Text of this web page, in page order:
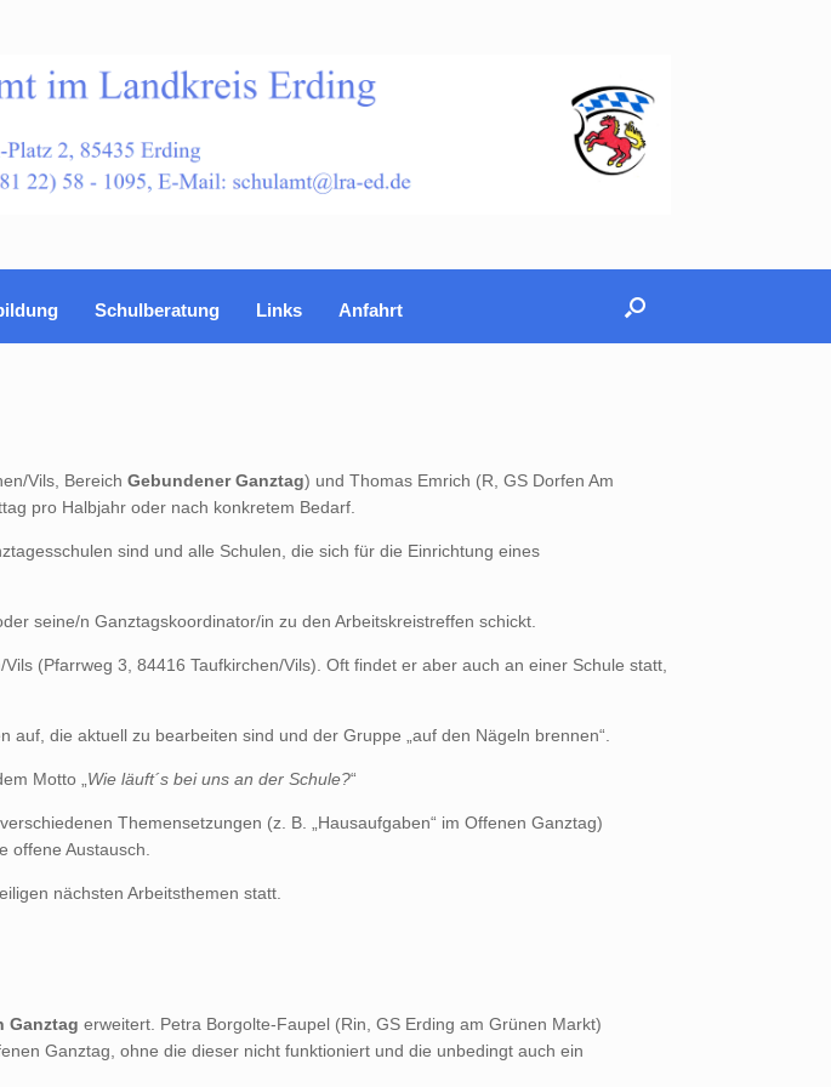
Schulberatung Links Anfahrt
Vils, Bereich Gebundener Ganztag) und Thomas Emrich (R, GS Dorfen Am
pro Halbjahr oder nach konkretem Bedarf.
sind und alle Schulen, die sich für die Einrichtung eines
seine/n Ganztagskoordinator/in zu den Arbeitskreistreffen schickt.
(Pfarrweg 3, 84416 Taufkirchen/Vils). Oft findet er aber auch an einer Schule statt,
die aktuell zu bearbeiten sind und der Gruppe „auf den Nägeln brennen“.
Motto „ Wie läuft´s bei uns an der Schule?“
Themensetzungen (z. B. „Hausaufgaben“ im Offenen Ganztag)
offene Austausch.
nächsten Arbeitsthemen statt.
Ganztag erweitert. Petra Borgolte-Faupel (Rin, GS Erding am Grünen Markt)
Ganztag, ohne die dieser nicht funktioniert und die unbedingt auch ein